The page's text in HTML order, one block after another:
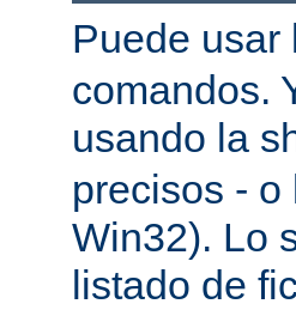
Puede usar
comandos.
usando la
precisos -
Win32). Lo
listado de